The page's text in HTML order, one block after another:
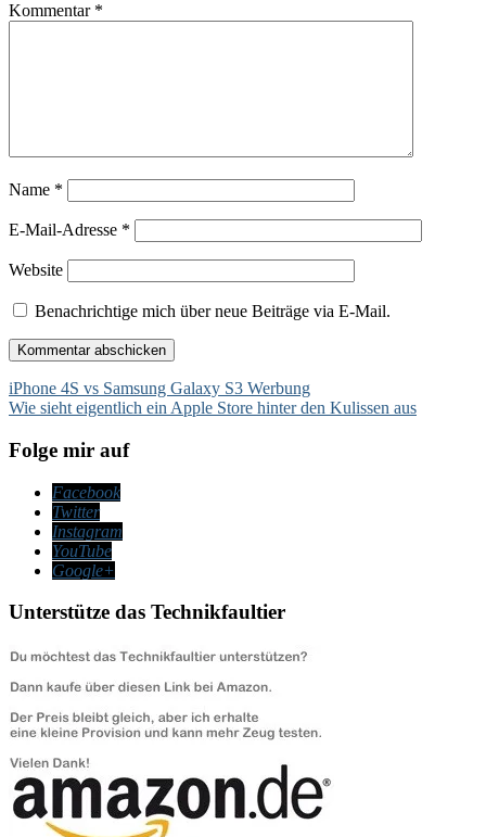
Kommentar *
Name *
E-Mail-Adresse *
Website
Benachrichtige mich über neue Beiträge via E-Mail.
Beitragsnavigation
iPhone 4S vs Samsung Galaxy S3 Werbung
Wie sieht eigentlich ein Apple Store hinter den Kulissen aus
Folge mir auf
Facebook
Twitter
Instagram
YouTube
Google+
Unterstütze das Technikfaultier